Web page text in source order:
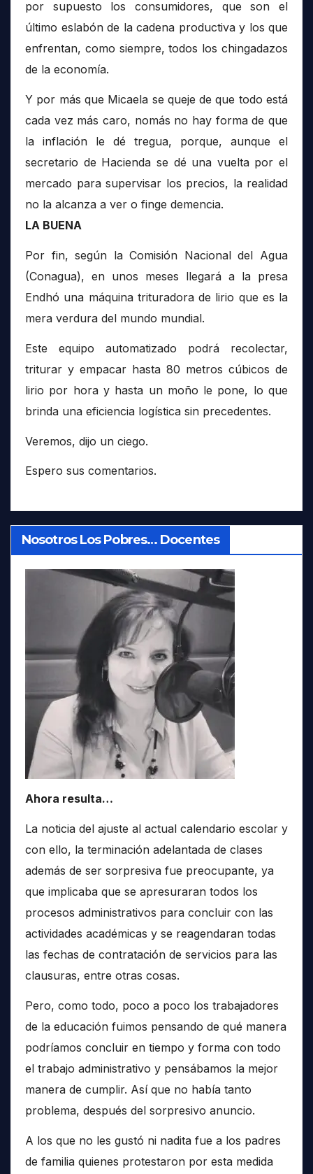
por supuesto los consumidores, que son el
último eslabón de la cadena productiva y los que
enfrentan, como siempre, todos los chingadazos
de la economía.
Y por más que Micaela se queje de que todo está
cada vez más caro, nomás no hay forma de que
la inflación le dé tregua, porque, aunque el
secretario de Hacienda se dé una vuelta por el
mercado para supervisar los precios, la realidad
no la alcanza a ver o finge demencia.
LA BUENA
Por fin, según la Comisión Nacional del Agua
(Conagua), en unos meses llegará a la presa
Endhó una máquina trituradora de lirio que es la
mera verdura del mundo mundial.
Este equipo automatizado podrá recolectar,
triturar y empacar hasta 80 metros cúbicos de
lirio por hora y hasta un moño le pone, lo que
brinda una eficiencia logística sin precedentes.
Veremos, dijo un ciego.
Espero sus comentarios.
Nosotros Los Pobres… Docentes
Ahora resulta…
La noticia del ajuste al actual calendario escolar y
con ello, la terminación adelantada de clases
además de ser sorpresiva fue preocupante, ya
que implicaba que se apresuraran todos los
procesos administrativos para concluir con las
actividades académicas y se reagendaran todas
las fechas de contratación de servicios para las
clausuras, entre otras cosas.
Pero, como todo, poco a poco los trabajadores
de la educación fuimos pensando de qué manera
podríamos concluir en tiempo y forma con todo
el trabajo administrativo y pensábamos la mejor
manera de cumplir. Así que no había tanto
problema, después del sorpresivo anuncio.
A los que no les gustó ni nadita fue a los padres
de familia quienes protestaron por esta medida